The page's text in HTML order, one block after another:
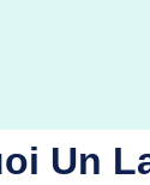
Un